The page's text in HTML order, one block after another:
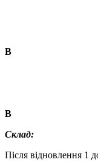
В
В
Склад:
Після відновлення 1